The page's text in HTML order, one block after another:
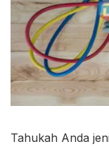
Tahukah Anda